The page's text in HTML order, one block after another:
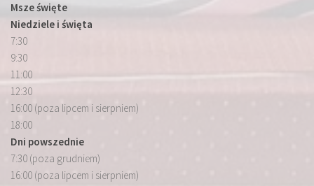
Msze święte
Niedziele i święta
7:30
9:30
11:00
12:30
16:00 (poza lipcem i sierpniem)
18:00
Dni powszednie
7:30 (poza grudniem)
16:00 (poza lipcem i sierpniem)